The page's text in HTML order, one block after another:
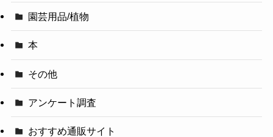
園芸用品/植物
本
その他
アンケート調査
おすすめ通販サイト